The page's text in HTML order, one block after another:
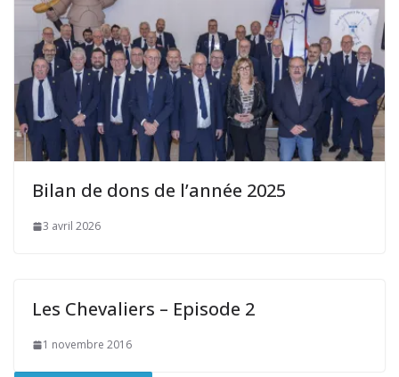
Bilan de dons de l’année 2025
3 avril 2026
Les Chevaliers – Episode 2
1 novembre 2016